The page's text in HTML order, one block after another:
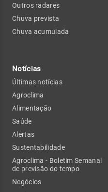
Outros radares
Chuva prevista
Chuva acumulada
Notícias
Últimas notícias
Agroclima
Alimentação
Saúde
Alertas
Sustentabilidade
Agroclima - Boletim Semanal
de previsão do tempo
Negócios